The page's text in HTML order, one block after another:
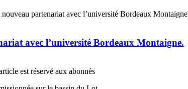
avec l’université Bordeaux Montaigne.
est réservé aux abonnés